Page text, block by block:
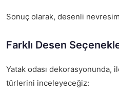
Sonuç olarak, desenli
Farklı Desen
Yatak odası dekorasyonunda,
türlerini inceleyeceğiz: